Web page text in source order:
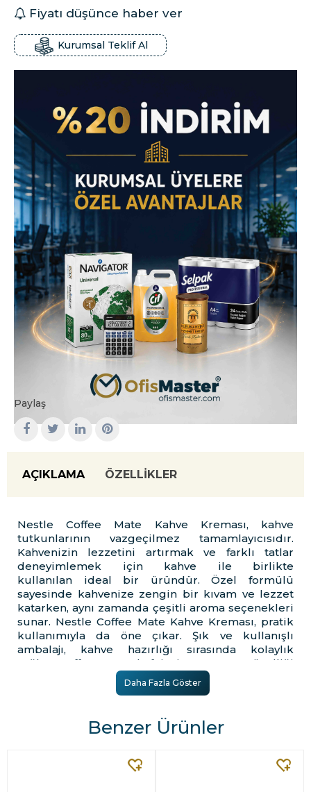
Fiyatı düşünce haber ver
Kurumsal Teklif Al
Paylaş
AÇIKLAMA ÖZELLIKLER
Nestle Coffee Mate Kahve Kreması, kahve
tutkunlarının vazgeçilmez tamamlayıcısıdır.
Kahvenizin lezzetini artırmak ve farklı tatlar
deneyimlemek için kahve ile birlikte
kullanılan ideal bir üründür. Özel formülü
sayesinde kahvenize zengin bir kıvam ve lezzet
katarken, aynı zamanda çeşitli aroma seçenekleri
sunar. Nestle Coffee Mate Kahve Kreması, pratik
kullanımıyla da öne çıkar. Şık ve kullanışlı
ambalajı, kahve hazırlığı sırasında kolaylık
sağlar. Coffee Mate, kafein içermez. Bu özelliği
sayesinde istediğiniz zaman ve miktarda
kullanabilirsiniz. Sabah kahvaltılarında, öğle
Kahve Kreması, kahve deneyiminizi
mükemmelleştirmek için ideal bir seçenektir.
Coffee Mate Kahve Kreması Nedir?
Daha Fazla Göster
Benzer Ürünler